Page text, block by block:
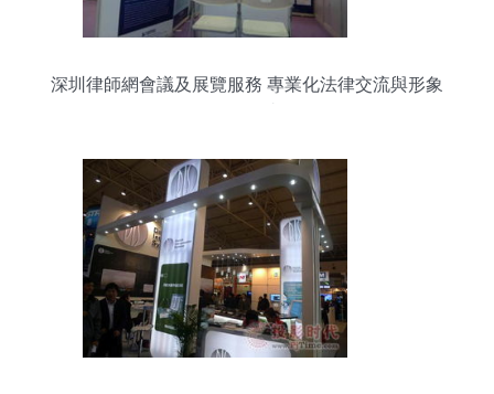
深圳律師網會議及展覽服務 專業化法律交流與形象